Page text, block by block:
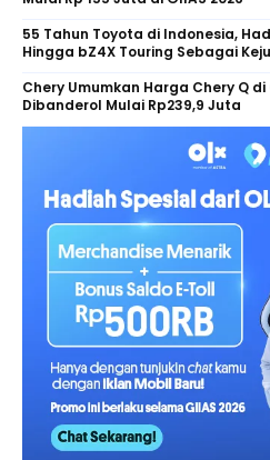
55 Tahun Toyota di Indonesia,
Hingga bZ4X Touring Sebagai
Chery Umumkan Harga Chery Q
Dibanderol Mulai Rp239,9 Juta